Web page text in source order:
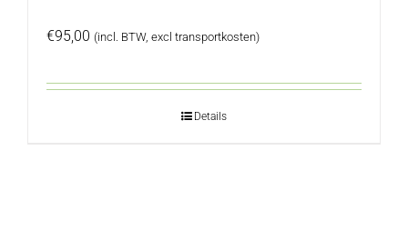
€95,00 (incl. BTW, excl transportkosten)
Details